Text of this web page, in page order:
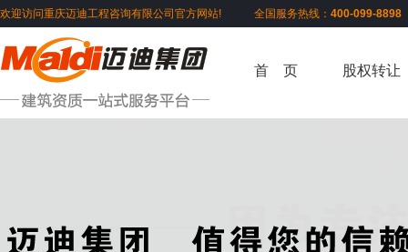
欢迎访问重庆迈迪工程咨询有限公司官方网站! 全国服务热线： 400-099-
首 页 股权转让